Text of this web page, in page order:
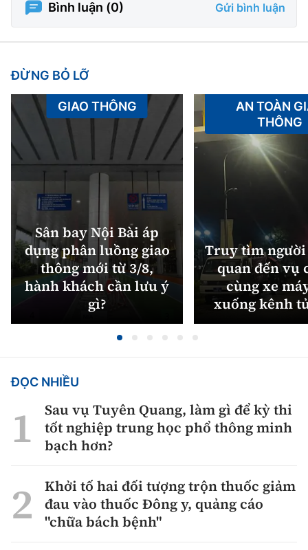
Bình luận (0) Gửi bình luận
ĐỪNG BỎ LỠ
Sân bay Nội Bài áp
dụng phân luồng giao
thông mới từ 3/8,
hành khách cần lưu ý
gì?
GIAO THÔNG
Truy tìm
quan đến vụ
cùng xe
xuống kênh
AN TOÀN
THÔNG
ĐỌC NHIỀU
Sau vụ Tuyên Quang, làm gì để kỳ thi
tốt nghiệp trung học phổ thông minh
bạch hơn?
Khởi tố hai đối tượng trộn thuốc giảm
đau vào thuốc Đông y, quảng cáo
"chữa bách bệnh"